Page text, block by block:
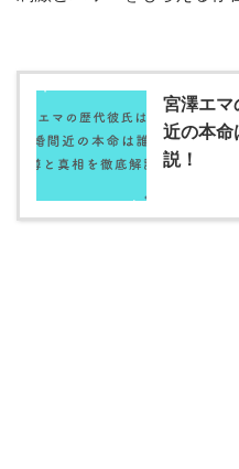
宮澤エマ
近の本命
説！